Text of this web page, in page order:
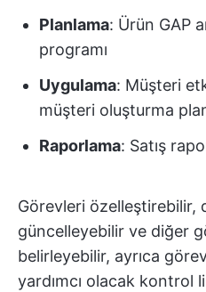
Planlama: Ürün GAP
programı
Uygulama: Müşteri
müşteri oluşturma
Raporlama: Satış
Görevleri özelleştirebilir,
güncelleyebilir ve diğer
belirleyebilir, ayrıca
yardımcı olacak kontrol